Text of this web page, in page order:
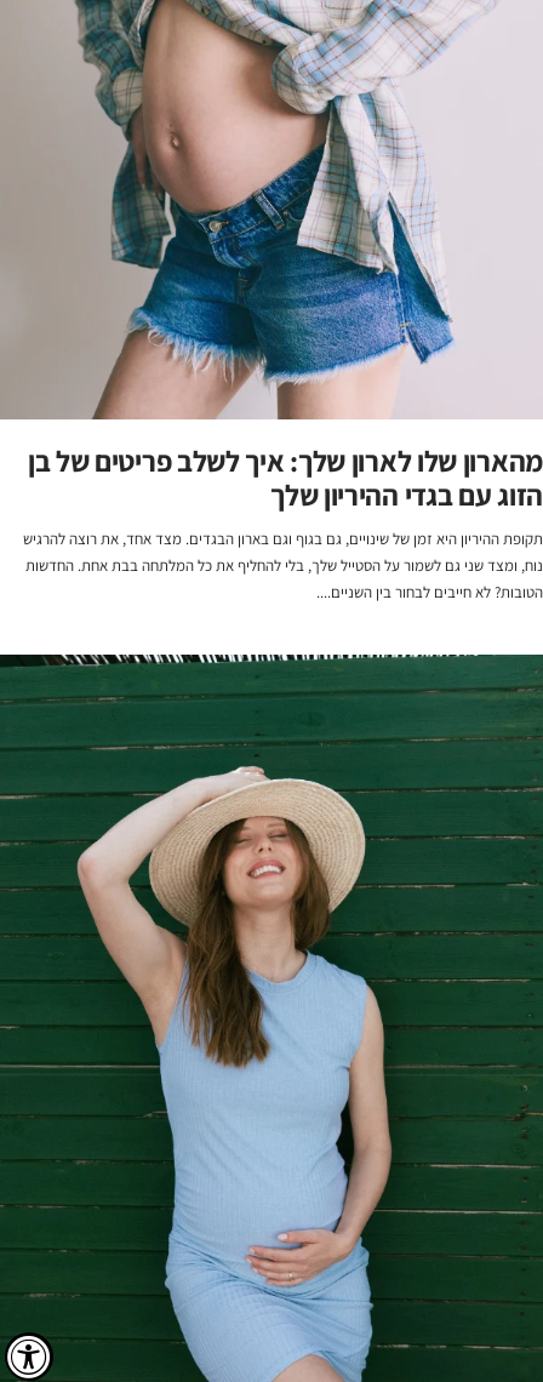
מהארון שלו לארון שלך: איך לשלב פריטים של בן
הזוג עם בגדי ההיריון שלך
תקופת ההיריון היא זמן של שינויים, גם בגוף וגם בארון הבגדים. מצד אחד, את רוצה להרגיש
נוח, ומצד שני גם לשמור על הסטייל שלך, בלי להחליף את כל המלתחה בבת אחת. החדשות
הטובות? לא חייבים לבחור בין השניים....